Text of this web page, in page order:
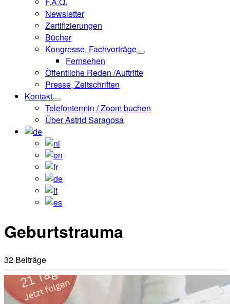
Newsletter
Zertifizierungen
Bücher
Kongresse, Fachvorträge
Fernsehen
Öffentliche Reden /Auftritte
Presse, Zeitschriften
Kontakt
Telefontermin / Zoom buchen
Über Astrid Saragosa
Geburtstrauma
32 Beiträge